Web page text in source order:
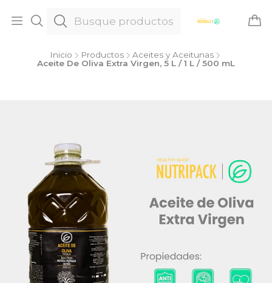
Inicio Productos
Aceites y Aceitunas
Aceite De Oliva Extra Virgen, 5 L / 1 L / 500 mL